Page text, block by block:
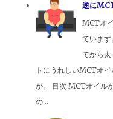
逆に
MCTオ
ていま
てから
トにうれしいMCTオ
か。 目次 MCTオイル
の...